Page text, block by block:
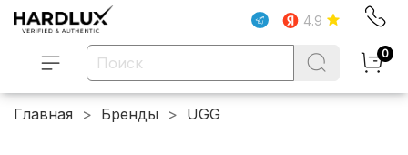
4.9
0
Главная Бренды UGG